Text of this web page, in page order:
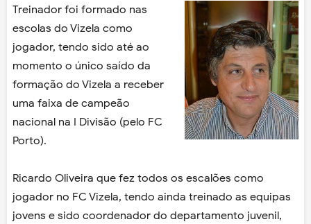
Treinador foi formado nas
escolas do Vizela como
jogador, tendo sido até ao
momento o único saído da
formação do Vizela a receber
uma faixa de campeão
nacional na I Divisão (pelo FC
Porto).
Ricardo Oliveira que fez todos os escalões como
jogador no FC Vizela, tendo ainda treinado as equipas
jovens e sido coordenador do departamento juvenil,